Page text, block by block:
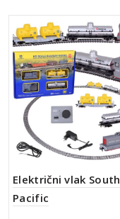
Električni vlak
Pacific